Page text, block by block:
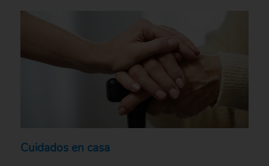
Cuidados en casa